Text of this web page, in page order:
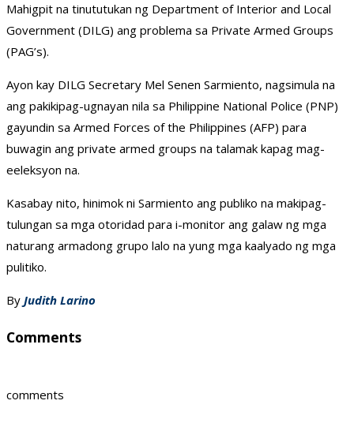
Mahigpit na tinututukan ng Department of Interior and Local
Government (DILG) ang problema sa Private Armed Groups
(PAG’s).
Ayon kay DILG Secretary Mel Senen Sarmiento, nagsimula na
ang pakikipag-ugnayan nila sa Philippine National Police (PNP)
gayundin sa Armed Forces of the Philippines (AFP) para
buwagin ang private armed groups na talamak kapag mag-
eeleksyon na.
Kasabay nito, hinimok ni Sarmiento ang publiko na makipag-
tulungan sa mga otoridad para i-monitor ang galaw ng mga
naturang armadong grupo lalo na yung mga kaalyado ng mga
pulitiko.
By Judith Larino
Comments
comments